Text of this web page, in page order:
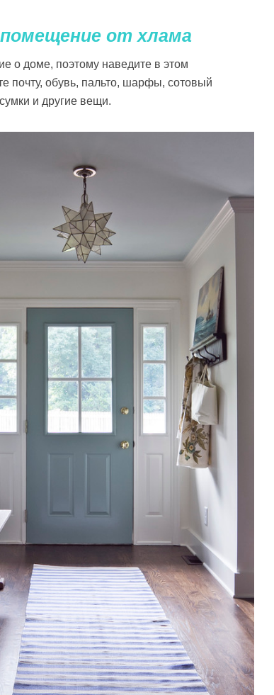
от хлама
о доме, поэтому наведите в этом
почту, обувь, пальто, шарфы, сотовый
и другие вещи.